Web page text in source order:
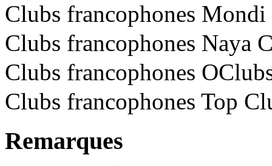
Clubs francophones
Clubs francophones Naya
Clubs francophones
Clubs francophones Top
Remarques